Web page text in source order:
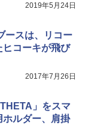
2019年5月24日
ースは、リコー
コーキが飛び
2017年7月26日
」をスマ
ルダー、肩掛